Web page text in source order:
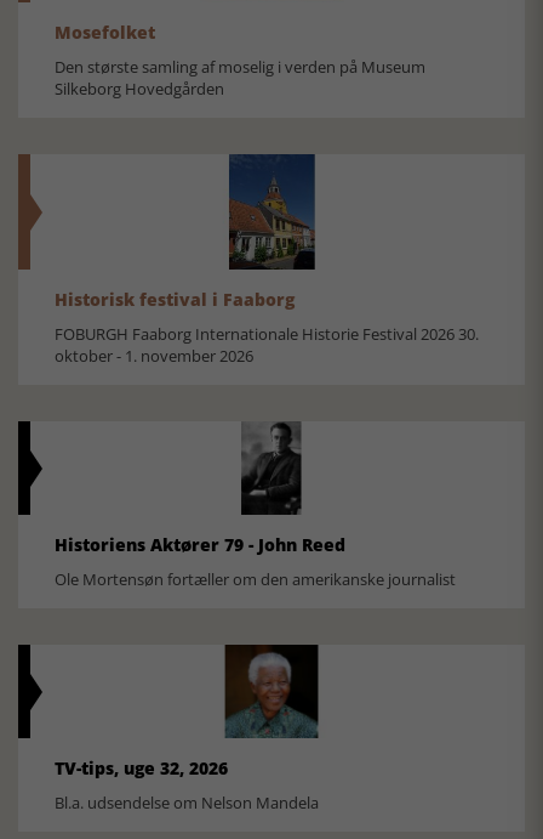
Mosefolket
Den største samling af moselig i verden på Museum
Silkeborg Hovedgården
Historisk festival i Faaborg
FOBURGH Faaborg Internationale Historie Festival 2026 30.
oktober - 1. november 2026
Historiens Aktører 79 - John Reed
Ole Mortensøn fortæller om den amerikanske journalist
TV-tips, uge 32, 2026
Bl.a. udsendelse om Nelson Mandela